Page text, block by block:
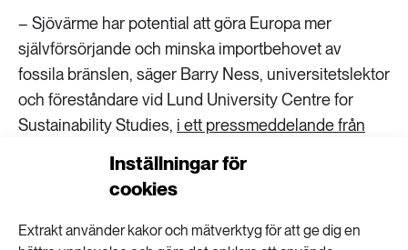
Inställningar för
cookies
Extrakt använder kakor och mätverktyg för att ge dig en
– Sjövärme har potential att göra Europa mer
självförsörjande och minska importbehovet av
fossila bränslen, säger Barry Ness, universitetslektor
och föreståndare vid Lund University Centre for
Sustainability Studies, i ett pressmeddelande från
Enligt forskarnas beräkningar skulle omkring 18
sjövärme. I dag används det av mindre än en procent.